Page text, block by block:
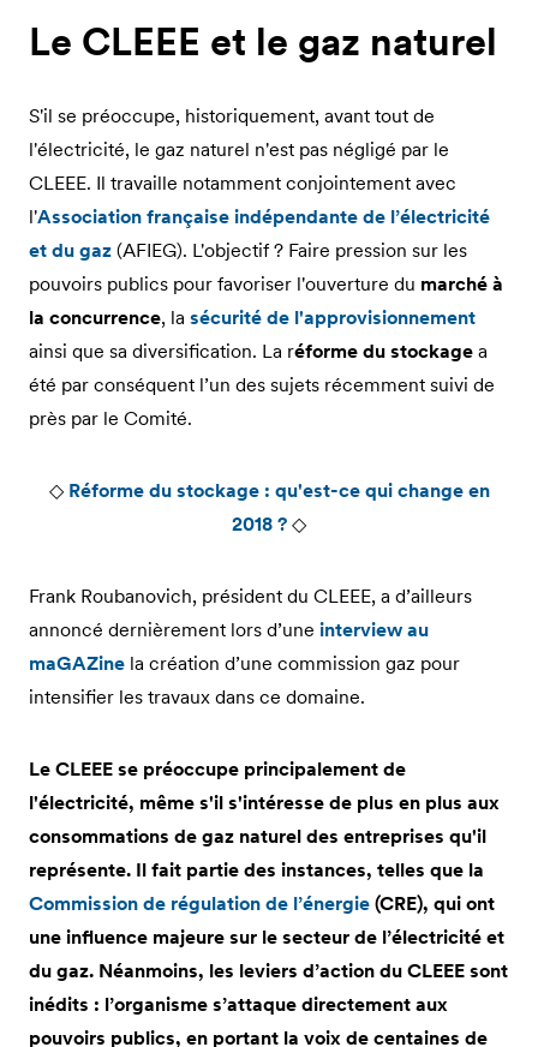
Le CLEEE et le gaz naturel
S'il se préoccupe, historiquement, avant tout de
l'électricité, le gaz naturel n'est pas négligé par le
CLEEE. Il travaille notamment conjointement avec
l'Association française indépendante de l’électricité
et du gaz (AFIEG). L'objectif ? Faire pression sur les
pouvoirs publics pour favoriser l'ouverture du marché à
la concurrence, la sécurité de l'approvisionnement
ainsi que sa diversification. La réforme du stockage a
été par conséquent l’un des sujets récemment suivi de
près par le Comité.
◇ Réforme du stockage : qu'est-ce qui change en
2018 ? ◇
Frank Roubanovich, président du CLEEE, a d’ailleurs
annoncé dernièrement lors d’une interview au
maGAZine la création d’une commission gaz pour
intensifier les travaux dans ce domaine.
Le CLEEE se préoccupe principalement de
l'électricité, même s'il s'intéresse de plus en plus aux
consommations de gaz naturel des entreprises qu'il
représente. Il fait partie des instances, telles que la
Commission de régulation de l’énergie (CRE), qui ont
une influence majeure sur le secteur de l’électricité et
du gaz. Néanmoins, les leviers d’action du CLEEE sont
inédits : l’organisme s’attaque directement aux
pouvoirs publics, en portant la voix de centaines de